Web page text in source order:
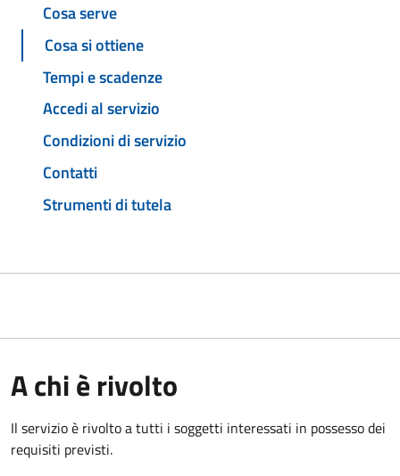
Cosa serve
Cosa si ottiene
Tempi e scadenze
Accedi al servizio
Condizioni di servizio
Contatti
Strumenti di tutela
A chi è rivolto
Il servizio è rivolto a tutti i soggetti interessati in possesso dei
requisiti previsti.